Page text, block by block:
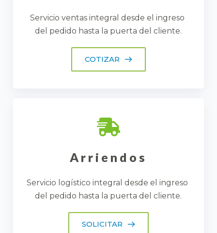
Servicio ventas integral desde el ingreso
del pedido hasta la puerta del cliente.
COTIZAR
Arriendos
Servicio logístico integral desde el ingreso
del pedido hasta la puerta del cliente.
SOLICITAR